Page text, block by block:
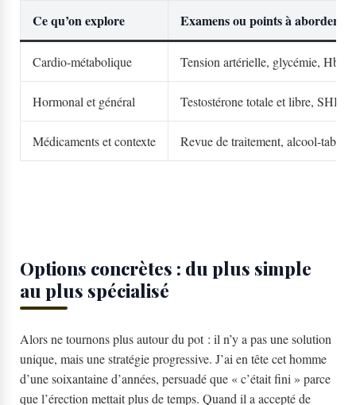
Ce qu’on explore Examens ou points à aborder
Cardio-métabolique Tension artérielle, glycémie,
Hormonal et général Testostérone totale et libre,
Médicaments et contexte Revue de traitement, alcool-
Options concrètes : du plus simple
au plus spécialisé
Alors ne tournons plus autour du pot : il n’y a pas une solution
unique, mais une stratégie progressive. J’ai en tête cet homme
d’une soixantaine d’années, persuadé que « c’était fini » parce
que l’érection mettait plus de temps. Quand il a accepté de